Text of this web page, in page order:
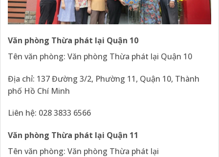
Văn phòng Thừa phát lại Quận 10
Tên văn phòng: Văn phòng Thừa phát lại Quận 10
Địa chỉ: 137 Đường 3/2, Phường 11, Quận 10, Thành
phố Hồ Chí Minh
Liên hệ: 028 3833 6566
Văn phòng Thừa phát lại Quận 11
Tên văn phòng: Văn phòng Thừa phát lại